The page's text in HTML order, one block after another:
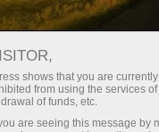
InstaForex
Кичик
Ҳар бир
30% бонус
shows that you are
from using the services
of funds, etc.
are seeing this message by